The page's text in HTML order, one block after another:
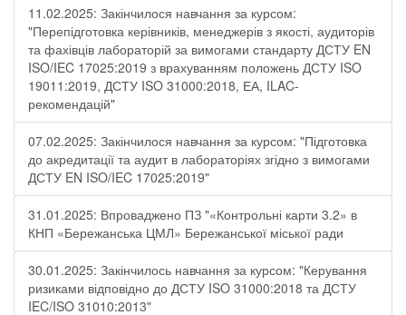
11.02.2025: Закінчилося навчання за курсом:
"Перепідготовка керівників, менеджерів з якості, аудиторів
та фахівців лабораторій за вимогами стандарту ДСТУ EN
ISO/IEC 17025:2019 з врахуванням положень ДСТУ ISO
19011:2019, ДСТУ ISO 31000:2018, ЕА, ILAC-
рекомендацій"
07.02.2025: Закінчилося навчання за курсом: "Підготовка
до акредитації та аудит в лабораторіях згідно з вимогами
ДСТУ EN ISO/IEC 17025:2019"
31.01.2025: Впроваджено ПЗ "«Контрольні карти 3.2» в
КНП «Бережанська ЦМЛ» Бережанської міської ради
30.01.2025: Закінчилось навчання за курсом: "Керування
ризиками відповідно до ДСТУ ISO 31000:2018 та ДСТУ
IEC/ISO 31010:2013"